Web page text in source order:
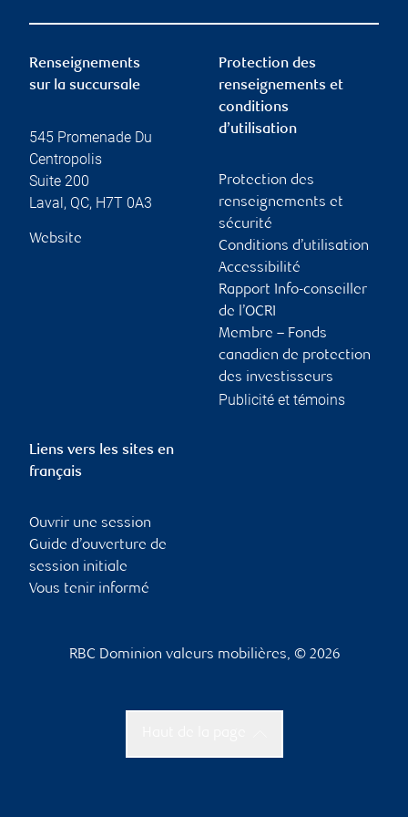
Renseignements
sur la succursale
545 Promenade Du
Centropolis
Suite 200
Laval, QC, H7T 0A3
Website
Protection des
renseignements et
conditions
d’utilisation
Protection des
renseignements et
sécurité
Conditions d’utilisation
Accessibilité
Rapport Info-conseiller
de l’OCRI
Membre – Fonds
canadien de protection
des investisseurs
Publicité et témoins
Liens vers les sites en
français
Ouvrir une session
Guide d’ouverture de
session initiale
Vous tenir informé
RBC Dominion valeurs mobilières, © 2026